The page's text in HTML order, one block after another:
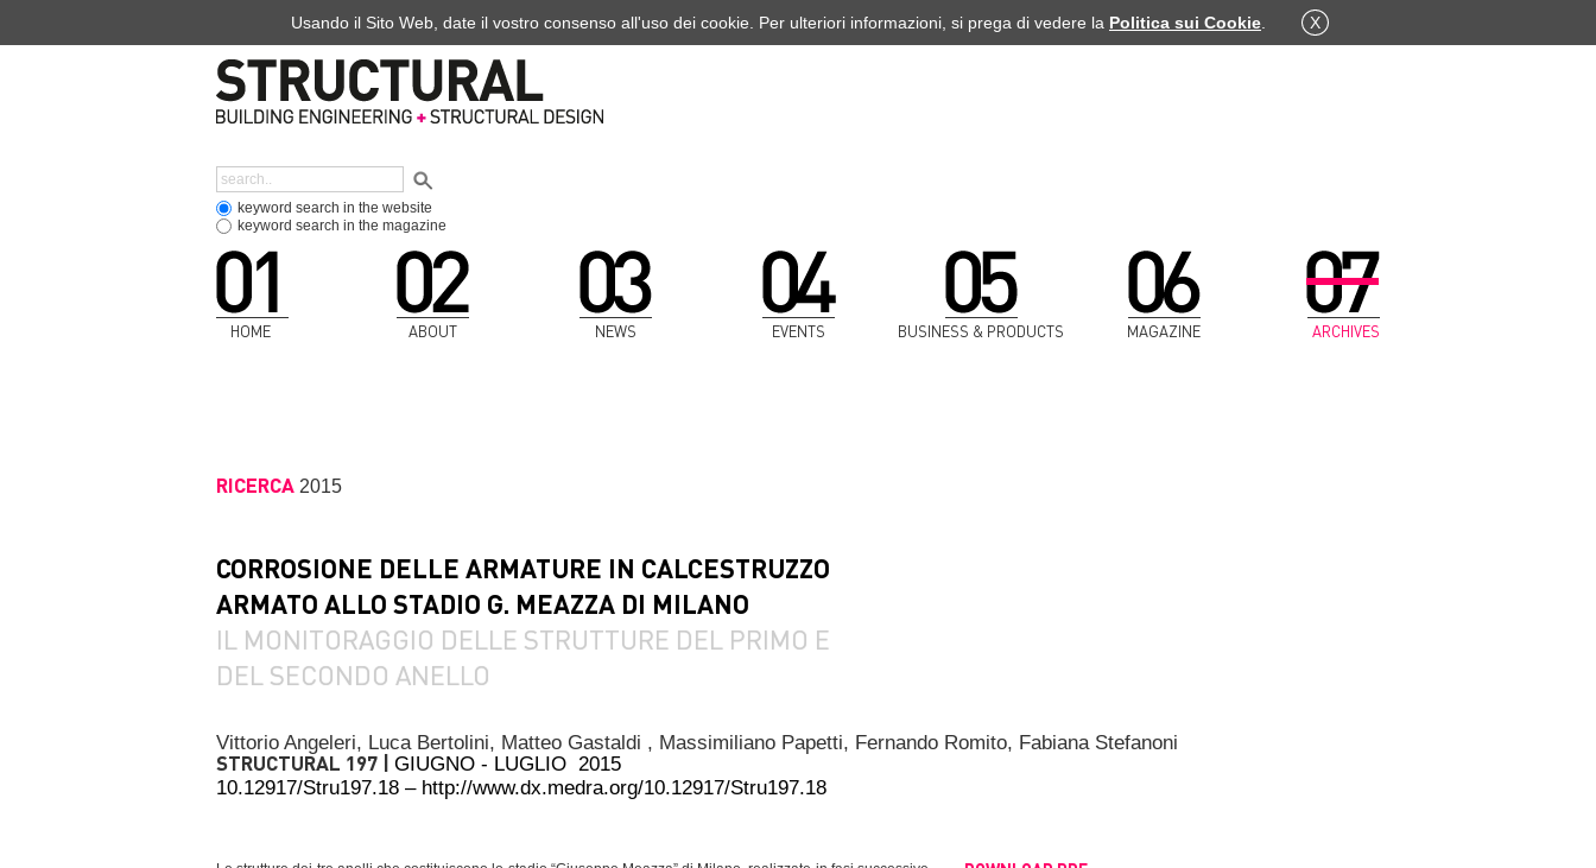
keyword search in the website
keyword search in the magazine
HOME ABOUT NEWS EVENTS BUSINESS & PRODUCTS MAGAZINE ARCHIVES
RICERCA 2015
CORROSIONE DELLE ARMATURE IN CALCESTRUZZO
ARMATO ALLO STADIO G. MEAZZA DI MILANO
IL MONITORAGGIO DELLE STRUTTURE DEL PRIMO E
DEL SECONDO ANELLO
Vittorio Angeleri, Luca Bertolini, Matteo Gastaldi , Massimiliano Papetti, Fernando Romito, Fabiana Stefanoni
STRUCTURAL 197 | GIUGNO - LUGLIO 2015
10.12917/Stru197.18 – http://www.dx.medra.org/10.12917/Stru197.18
Usando il Sito Web, date il vostro consenso all'uso dei cookie. Per ulteriori informazioni, si prega di vedere la Politica sui Cookie X